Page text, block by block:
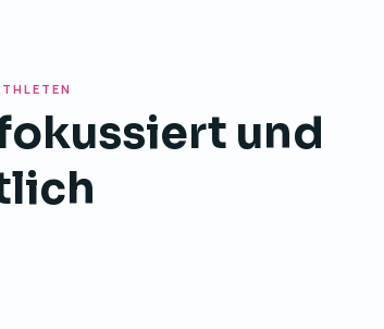
und